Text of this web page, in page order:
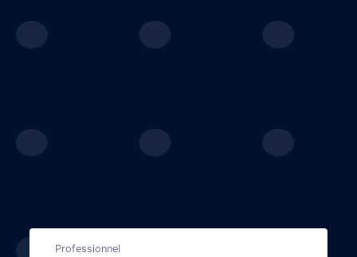
Professionnel